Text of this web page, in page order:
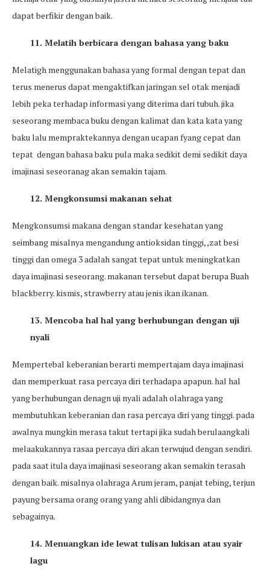
dapat berfikir dengan baik.
11. Melatih berbicara dengan bahasa yang baku
Melatigh menggunakan bahasa yang formal dengan tepat dan
terus menerus dapat mengaktifkan jaringan sel otak menjadi
lebih peka terhadap informasi yang diterima dari tubuh. jika
seseorang membaca buku dengan kalimat dan kata kata yang
baku lalu mempraktekannya dengan ucapan fyang cepat dan
tepat dengan bahasa baku pula maka sedikit demi sedikit daya
imajinasi seseoranag akan semakin tajam.
12. Mengkonsumsi makanan sehat
Mengkonsumsi makana dengan standar kesehatan yang
seimbang misalnya mengandung antioksidan tinggi, ,zat besi
tinggi dan omega 3 adalah sangat tepat untuk meningkatkan
daya imajinasi seseorang. makanan tersebut dapat berupa Buah
blackberry. kismis, strawberry atau jenis ikan ikanan.
13. Mencoba hal hal yang berhubungan dengan uji
nyali
Mempertebal keberanian berarti mempertajam daya imajinasi
dan memperkuat rasa percaya diri terhadapa apapun. hal hal
yang berhubungan denagn uji nyali adalah olahraga yang
membutuhkan keberanian dan rasa percaya diri yang tinggi. pada
awalnya mungkin merasa takut tertapi jika sudah berulaangkali
melaakukannya rasaa percaya diri akan terwujud dengan sendiri.
pada saat itula daya imajinasi seseorang akan semakin terasah
dengan baik. misalnya olahraga Arum jeram, panjat tebing, terjun
payung bersama orang orang yang ahli dibidangnya dan
sebagainya.
14. Menuangkan ide lewat tulisan lukisan atau syair
lagu